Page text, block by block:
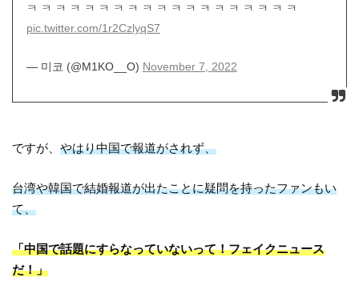
ㅋ ㅋ ㅋ ㅋ ㅋ ㅋ ㅋ ㅋ ㅋ ㅋ ㅋ ㅋ ㅋ ㅋ ㅋ ㅋ ㅋ ㅋ ㅋ
pic.twitter.com/1r2CzlyqS7
— 미코 (@M1KO__O) November 7, 2022
ですが、やはり中国で報道がされず、
台湾や韓国で結婚報道が出たことに疑問を持ったファンもい
て、
「中国で話題にすらなっていないって！フェイクニュース
だ！」